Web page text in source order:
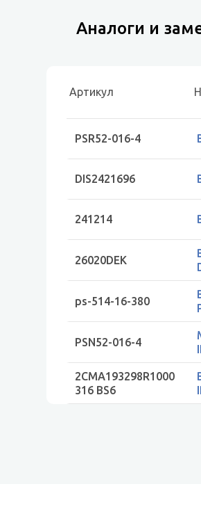
Аналоги и
Артикул
PSR52-016-4
DIS2421696
241214
26020DEK
ps-514-16-380
PSN52-016-4
2CMA193298R1000
316 BS6